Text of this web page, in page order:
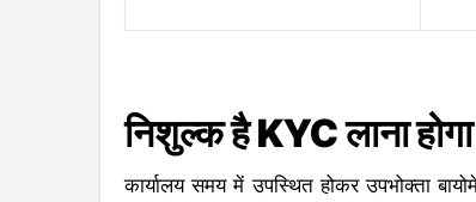
निशुल्क है KYC लाना
कार्यालय समय में उपस्थित होकर उपभोक्ता